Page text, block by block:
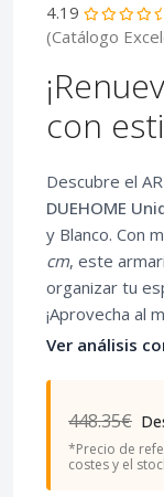
4.19
(Catálogo
con
Descubre el
DUEHOME
y Blanco. Con
cm, este
organizar tu
¡Aprovecha al
Ver análisis
448.35€
*Precio de
costes y el